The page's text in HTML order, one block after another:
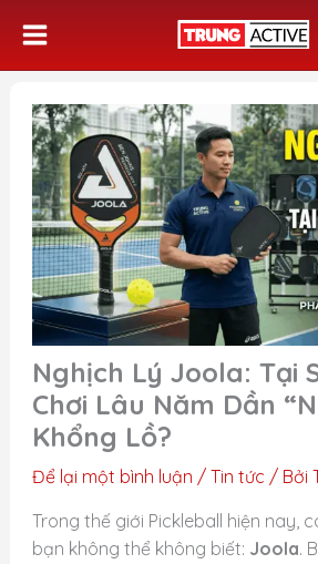
nội
Nghịch Lý Joola: Tại
Chơi Lâu Năm Dần
Khổng Lồ?
Để lại một bình luận / Tin tức / Bởi
Trong thế giới Pickleball hiện nay,
bạn không thể không biết: Joola.